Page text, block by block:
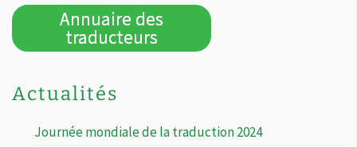
Annuaire des
traducteurs
Actualités
Journée mondiale de la traduction 2024